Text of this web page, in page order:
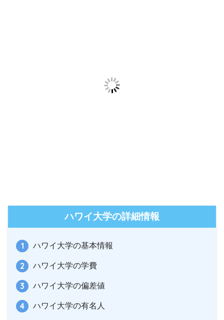
ハワイ大学の詳細情報
ハワイ大学の基本情報
ハワイ大学の学費
ハワイ大学の偏差値
ハワイ大学の有名人